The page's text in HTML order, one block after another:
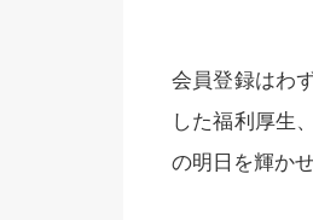
会員登録はわ
した福利厚生
の明日を輝か